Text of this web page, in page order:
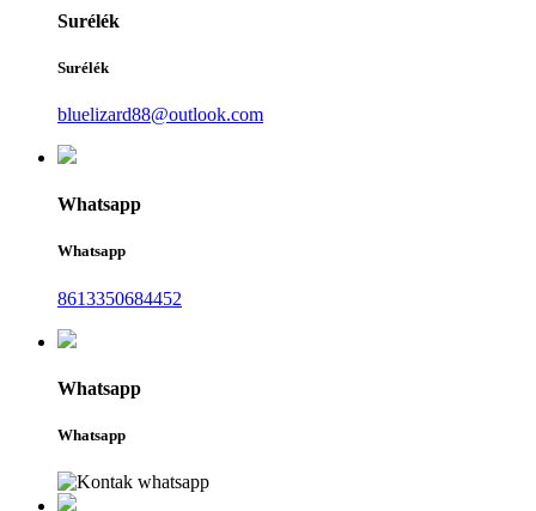
Surélék
Surélék
bluelizard88@outlook.com
Whatsapp
Whatsapp
8613350684452
Whatsapp
Whatsapp